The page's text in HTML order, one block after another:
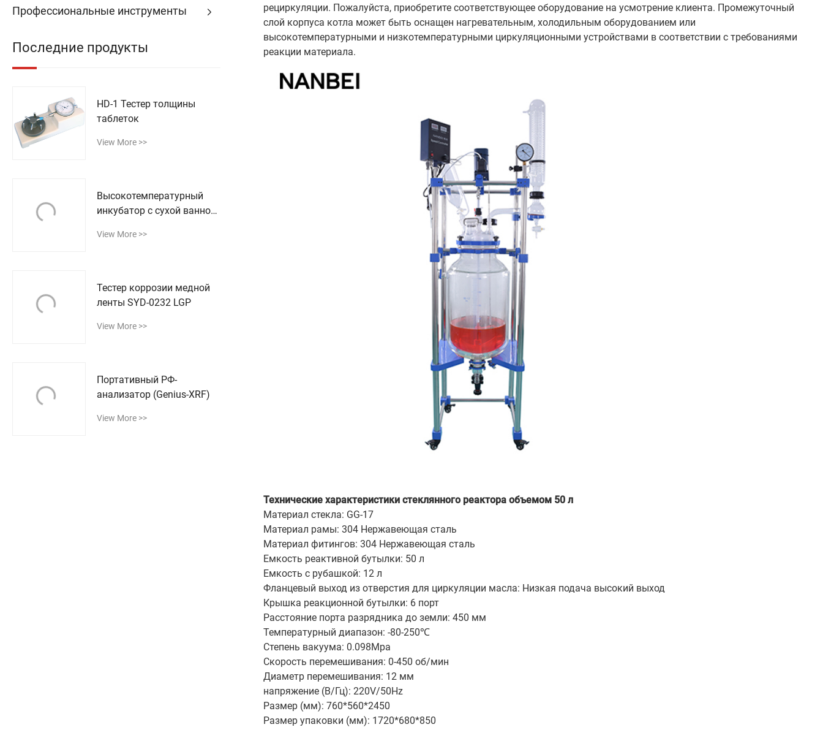
Профессиональные инструменты
Последние продукты
HD-1 Тестер толщины
таблеток
View More >>
Высокотемпературный
инкубатор с сухой ванной
управляемый
View More >>
Тестер коррозии медной
ленты SYD-0232 LGP
View More >>
Портативный РФ-
анализатор (Genius-XRF)
View More >>
рециркуляции. Пожалуйста, приобретите соответствующее оборудование на усмотрение клиента. Промежуточный
слой корпуса котла может быть оснащен нагревательным, холодильным оборудованием или
высокотемпературными и низкотемпературными циркуляционными устройствами в соответствии с требованиями
реакции материала.
Технические характеристики стеклянного реактора объемом 50 л
Материал стекла: GG-17
Материал рамы: 304 Нержавеющая сталь
Материал фитингов: 304 Нержавеющая сталь
Емкость реактивной бутылки: 50 л
Емкость с рубашкой: 12 л
Фланцевый выход из отверстия для циркуляции масла: Низкая подача высокий выход
Крышка реакционной бутылки: 6 порт
Расстояние порта разрядника до земли: 450 мм
Температурный диапазон: -80-250℃
Степень вакуума: 0.098Mpa
Скорость перемешивания: 0-450 об/мин
Диаметр перемешивания: 12 мм
напряжение (В/Гц): 220V/50Hz
Размер (мм): 760*560*2450
Размер упаковки (мм): 1720*680*850